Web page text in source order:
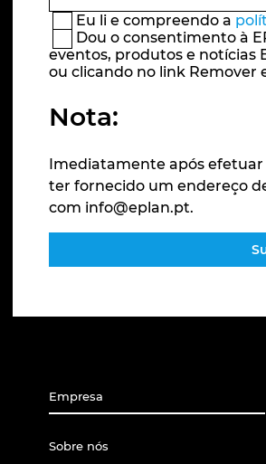
Eu li e compreendo a
Dou o consentimento à
eventos, produtos e notícias
ou clicando no link Remover
Nota:
Imediatamente após efetuar
ter fornecido um endereço
com info@eplan.pt.
Empresa
Sobre nós